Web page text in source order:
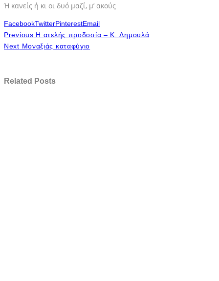
Ή κανείς ή κι οι δυό μαζί, μ’ ακούς
FacebookTwitterPinterestEmail
Previous Η ατελής προδοσία – K. Δημουλά
Next Μοναξιάς καταφύγιο
Related Posts